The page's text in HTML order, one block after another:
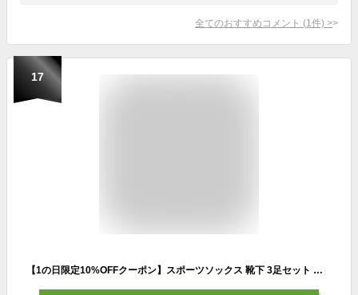
全てのおすすめコメント (1 件) >
17
【1の日限定10%OFFクーポン】スポーツソックス 靴下 3足セット メンズ レディース シンプル 男女兼用 スポーツ 厚手 ショートソックス くるぶしソックス コットン スニーカーソックス ビジネス 春 夏 快適 通気性 衝撃吸収 靴ずれ 防止 男性